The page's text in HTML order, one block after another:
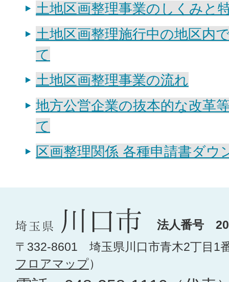
土地区画整理事業のしくみと
土地区画整理施行中の地区内
て
土地区画整理事業の流れ
地方公営企業の抜本的な改革
て
区画整理関係 各種申請書ダウ
法人番号
〒332-8601 埼玉県川口市青木2丁目1
フロアマップ）